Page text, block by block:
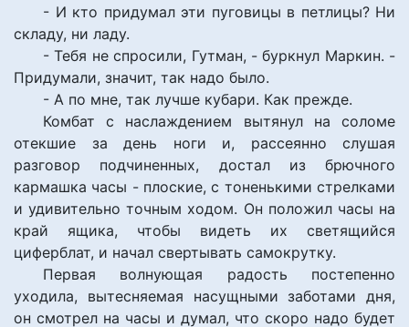
- И кто придумал эти пуговицы в петлицы? Ни
складу, ни ладу.
- Тебя не спросили, Гутман, - буркнул Маркин. -
Придумали, значит, так надо было.
- А по мне, так лучше кубари. Как прежде.
Комбат с наслаждением вытянул на соломе
отекшие за день ноги и, рассеянно слушая
разговор подчиненных, достал из брючного
кармашка часы - плоские, с тоненькими стрелками
и удивительно точным ходом. Он положил часы на
край ящика, чтобы видеть их светящийся
циферблат, и начал свертывать самокрутку.
Первая волнующая радость постепенно
уходила, вытесняемая насущными заботами дня,
он смотрел на часы и думал, что скоро надо будет